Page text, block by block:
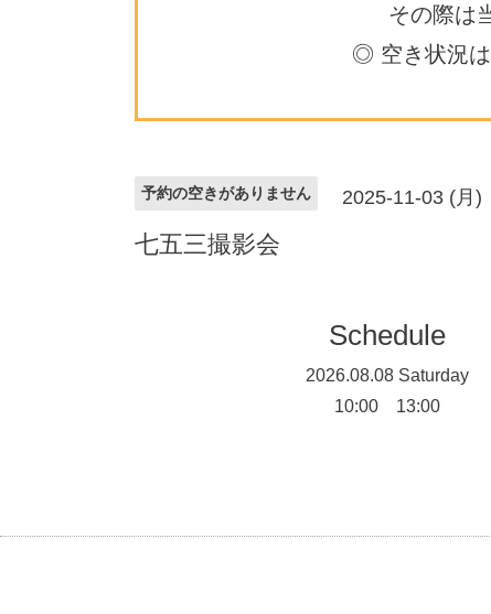
その際は
◎ 空き状況は
予約の空きがありません 2025-11-03 (月)
七五三撮影会
Schedule
2026.08.08 Saturday
10:00 13:00